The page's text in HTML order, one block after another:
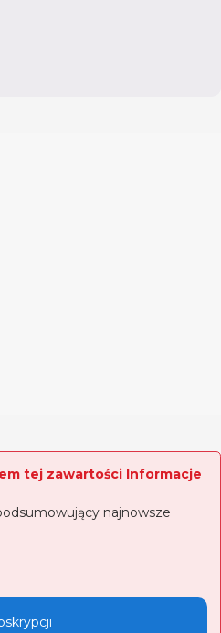
tej zawartości Informacje
najnowsze